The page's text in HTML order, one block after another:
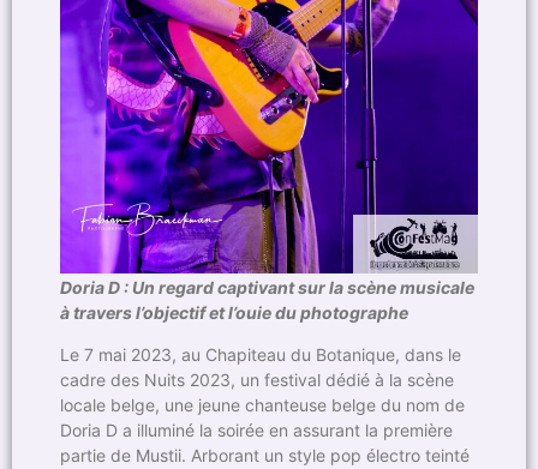
Doria D : Un regard captivant sur la scène musicale
à travers l’objectif et l’ouie du photographe
Le 7 mai 2023, au Chapiteau du Botanique, dans le
cadre des Nuits 2023, un festival dédié à la scène
locale belge, une jeune chanteuse belge du nom de
Doria D a illuminé la soirée en assurant la première
partie de Mustii. Arborant un style pop électro teinté